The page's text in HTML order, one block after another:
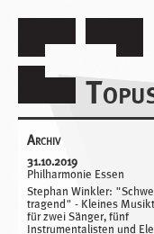
Termine
Archiv
31.10.2019
Philharmonie Essen
Stephan Winkler:
tragend" - Kleines
für zwei Sänger, fünf
Instrumentalisten und